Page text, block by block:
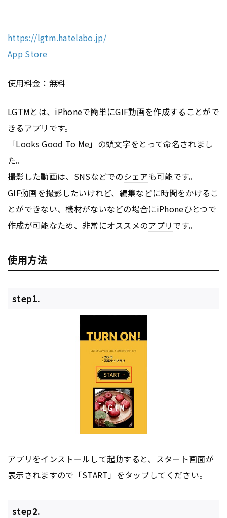
https://lgtm.hatelabo.jp/
App Store
使用料金：無料
LGTMとは、iPhoneで簡単にGIF動画を作成することがで
きるアプリ です。
「Looks Good To Me」の頭文字をとって命名されまし
た。
撮影した動画は、SNSなどでのシェアも可能です。
GIF動画を撮影したいけれど、編集などに時間をかけるこ
とができない、機材がないなどの場合にiPhoneひとつで
作成が可能なため、非常にオススメのアプリです。
使用方法
step1.
アプリをインストールして起動すると、スタート画面が
表示されますので「START」をタップしてください。
step2.